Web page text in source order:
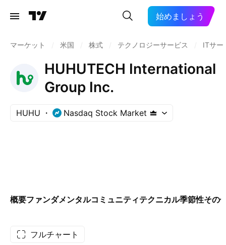
始めましょう
マーケット 米国 株式 テクノロジーサービス ITサー
HUHUTECH International
Group Inc.
HUHU Nasdaq Stock Market
概要ファンダメンタルコミュニティテクニカル季節性その
フルチャート